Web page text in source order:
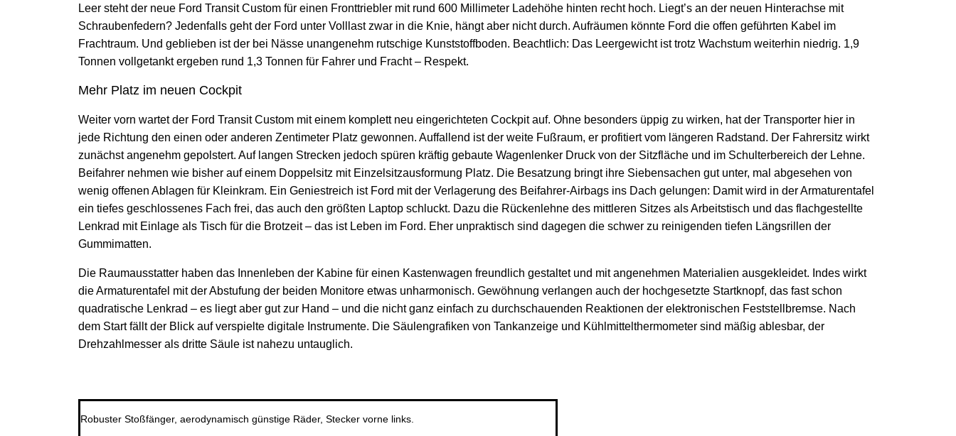
Leer steht der neue Ford Transit Custom für einen Fronttriebler mit rund 600 Millimeter Ladehöhe hinten recht hoch. Liegt’s an der neuen Hinterachse mit
Schraubenfedern? Jedenfalls geht der Ford unter Volllast zwar in die Knie, hängt aber nicht durch. Aufräumen könnte Ford die offen geführten Kabel im
Frachtraum. Und geblieben ist der bei Nässe unangenehm rutschige Kunststoffboden. Beachtlich: Das Leergewicht ist trotz Wachstum weiterhin niedrig. 1,9
Tonnen vollgetankt ergeben rund 1,3 Tonnen für Fahrer und Fracht – Respekt.
Mehr Platz im neuen Cockpit
Weiter vorn wartet der Ford Transit Custom mit einem komplett neu eingerichteten Cockpit auf. Ohne besonders üppig zu wirken, hat der Transporter hier in
jede Richtung den einen oder anderen Zentimeter Platz gewonnen. Auffallend ist der weite Fußraum, er profitiert vom längeren Radstand. Der Fahrersitz wirkt
zunächst angenehm gepolstert. Auf langen Strecken jedoch spüren kräftig gebaute Wagenlenker Druck von der Sitzfläche und im Schulterbereich der Lehne.
Beifahrer nehmen wie bisher auf einem Doppelsitz mit Einzelsitzausformung Platz. Die Besatzung bringt ihre Siebensachen gut unter, mal abgesehen von
wenig offenen Ablagen für Kleinkram. Ein Geniestreich ist Ford mit der Verlagerung des Beifahrer-Airbags ins Dach gelungen: Damit wird in der Armaturentafel
ein tiefes geschlossenes Fach frei, das auch den größten Laptop schluckt. Dazu die Rückenlehne des mittleren Sitzes als Arbeitstisch und das flachgestellte
Lenkrad mit Einlage als Tisch für die Brotzeit – das ist Leben im Ford. Eher unpraktisch sind dagegen die schwer zu reinigenden tiefen Längsrillen der
Gummimatten.
Die Raumausstatter haben das Innenleben der Kabine für einen Kastenwagen freundlich gestaltet und mit angenehmen Materialien ausgekleidet. Indes wirkt
die Armaturentafel mit der Abstufung der beiden Monitore etwas unharmonisch. Gewöhnung verlangen auch der hochgesetzte Startknopf, das fast schon
quadratische Lenkrad – es liegt aber gut zur Hand – und die nicht ganz einfach zu durchschauenden Reaktionen der elektronischen Feststellbremse. Nach
dem Start fällt der Blick auf verspielte digitale Instrumente. Die Säulengrafiken von Tankanzeige und Kühlmittelthermometer sind mäßig ablesbar, der
Drehzahlmesser als dritte Säule ist nahezu untauglich.
Robuster Stoßfänger, aerodynamisch günstige Räder, Stecker vorne links.